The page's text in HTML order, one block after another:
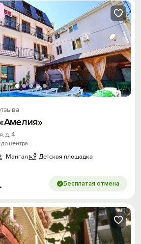
д. 4
центра
Мангал Детская площадка
Бесплатая отмена